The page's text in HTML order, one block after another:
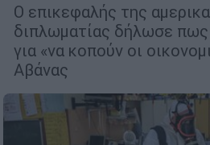
Ο επικεφαλής της
διπλωματίας δήλωσε πως
για «να κοπούν οι
Αβάνας